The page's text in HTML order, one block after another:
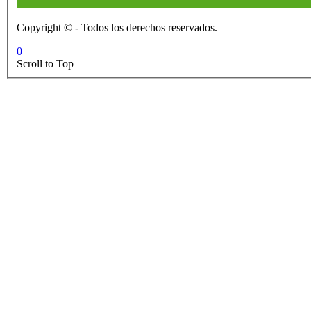
Copyright © - Todos los derechos reservados.
0
Scroll to Top